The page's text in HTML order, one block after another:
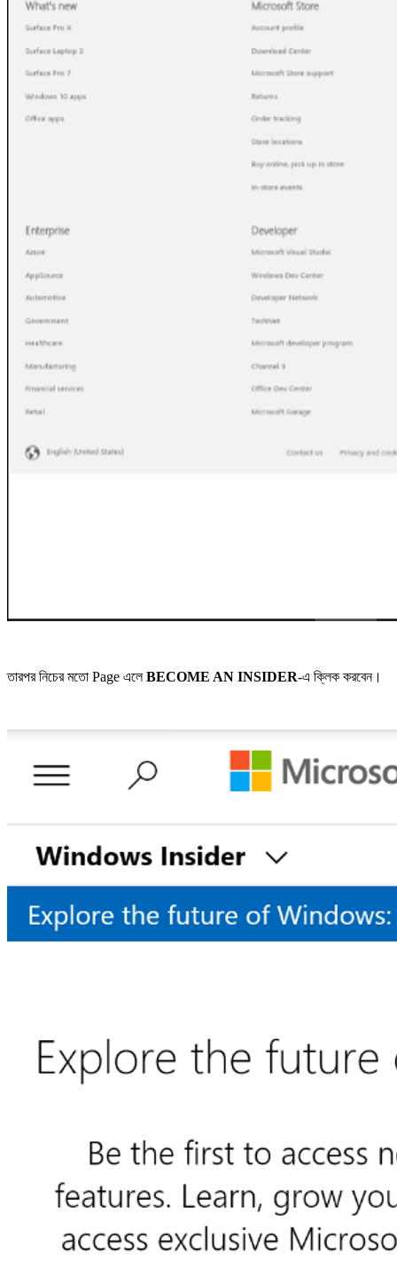
তারপর নিচের মতো Page এলেBECOME AN INSIDER-এ ক্লিক করবেন।